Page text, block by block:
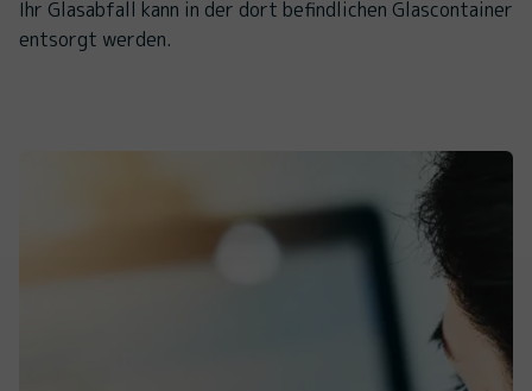
Ihr Glasabfall kann in der dort befindlichen Glascontainer
entsorgt werden.